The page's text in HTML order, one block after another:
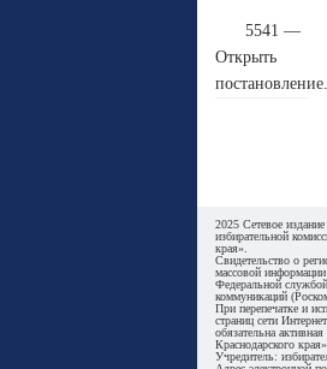
5541 —
Открыть
2025 Сетевое
избирательной
края».
Свидетельство о
массовой
Федеральной
коммуникаций
При перепечатке и
страниц сети Интернет
обязательна
Краснодарского
Учредитель: